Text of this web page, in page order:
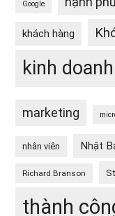
Google
khách hàng
kinh doanh
marketing
nhân viên Nhật
Richard Branson
thành